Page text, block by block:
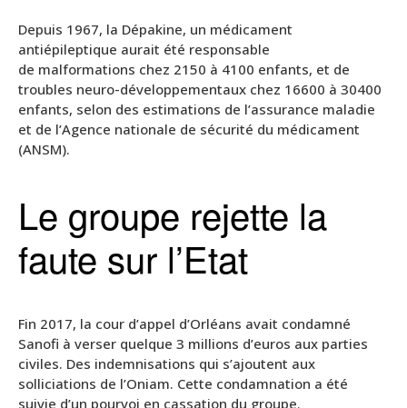
Depuis 1967, la Dépakine, un médicament
antiépileptique aurait été responsable
de malformations chez 2150 à 4100 enfants, et de
troubles neuro-développementaux chez 16600 à 30400
enfants, selon des estimations de l’assurance maladie
et de l’Agence nationale de sécurité du médicament
(ANSM).
Le groupe rejette la
faute sur l’Etat
Fin 2017, la cour d’appel d’Orléans avait condamné
Sanofi à verser quelque 3 millions d’euros aux parties
civiles. Des indemnisations qui s’ajoutent aux
solliciations de l’Oniam. Cette condamnation a été
suivie d’un pourvoi en cassation du groupe.